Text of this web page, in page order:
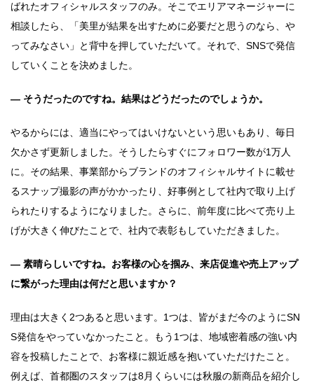
ばれたオフィシャルスタッフのみ。そこでエリアマネージャーに
相談したら、「美里が結果を出すために必要だと思うのなら、や
ってみなさい」と背中を押していただいて。それで、SNSで発信
していくことを決めました。
― そうだったのですね。結果はどうだったのでしょうか。
やるからには、適当にやってはいけないという思いもあり、毎日
欠かさず更新しました。そうしたらすぐにフォロワー数が1万人
に。その結果、事業部からブランドのオフィシャルサイトに載せ
るスナップ撮影の声がかかったり、好事例として社内で取り上げ
られたりするようになりました。さらに、前年度に比べて売り上
げが大きく伸びたことで、社内で表彰もしていただきました。
― 素晴らしいですね。お客様の心を掴み、来店促進や売上アップ
に繋がった理由は何だと思いますか？
理由は大きく2つあると思います。1つは、皆がまだ今のようにSN
S発信をやっていなかったこと。もう1つは、地域密着感の強い内
容を投稿したことで、お客様に親近感を抱いていただけたこと。
例えば、首都圏のスタッフは8月くらいには秋服の新商品を紹介し